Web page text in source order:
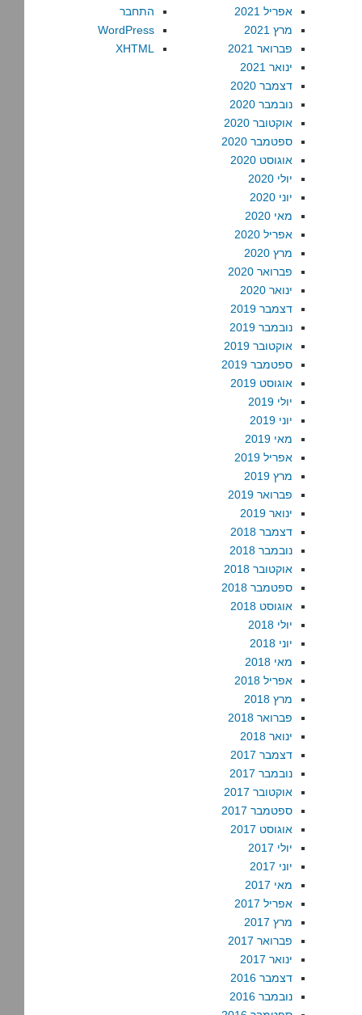
אפריל 2021
מרץ 2021
פברואר 2021
ינואר 2021
דצמבר 2020
נובמבר 2020
אוקטובר 2020
ספטמבר 2020
אוגוסט 2020
יולי 2020
יוני 2020
מאי 2020
אפריל 2020
מרץ 2020
פברואר 2020
ינואר 2020
דצמבר 2019
נובמבר 2019
אוקטובר 2019
ספטמבר 2019
אוגוסט 2019
יולי 2019
יוני 2019
מאי 2019
אפריל 2019
מרץ 2019
פברואר 2019
ינואר 2019
דצמבר 2018
נובמבר 2018
אוקטובר 2018
ספטמבר 2018
אוגוסט 2018
יולי 2018
יוני 2018
מאי 2018
אפריל 2018
מרץ 2018
פברואר 2018
ינואר 2018
דצמבר 2017
נובמבר 2017
אוקטובר 2017
ספטמבר 2017
אוגוסט 2017
יולי 2017
יוני 2017
מאי 2017
אפריל 2017
מרץ 2017
פברואר 2017
ינואר 2017
דצמבר 2016
נובמבר 2016
התחבר
WordPress
XHTML